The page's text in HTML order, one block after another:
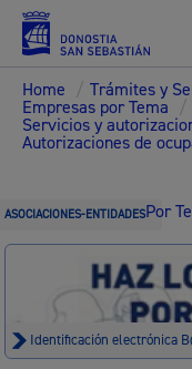
Home / Trámites y
Empresas por Tema /
Servicios y
Autorizaciones de
ASOCIACIONES-ENTIDADESPor
Identificación electrónica